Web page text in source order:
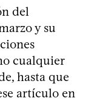
del
y su
cualquier
hasta que
artículo en